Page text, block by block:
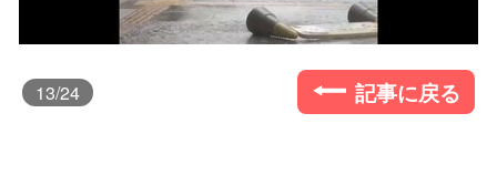
13/24 記事に戻る